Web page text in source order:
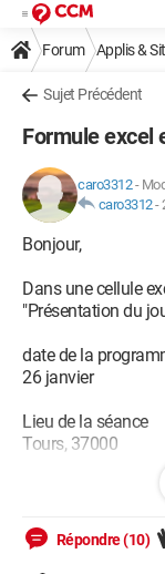
Forum Applis &
Sujet Précédent
Formule excel
caro3312-
caro3312-
Bonjour,
Dans une cellule
"Présentation du
date de la
26 janvier
Lieu de la séance
Tours, 37000
Voir l'itinéraire"
Répondre (10)